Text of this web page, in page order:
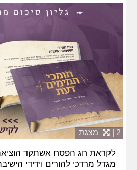
2 | מצגת
לקראת חג הפסח אשתקד
מגדל מרדכי להורים וידידי